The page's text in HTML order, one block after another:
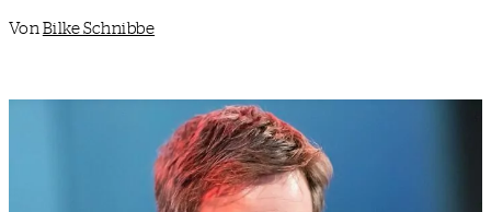
Von Bilke Schnibbe